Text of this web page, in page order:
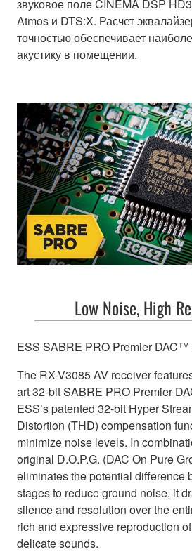
звуковое поле CINEMA DSP
Atmos и DTS:X. Расчет
точностью обеспечивает
акустику в помещении.
Low Noise, High
ESS SABRE PRO Premier
The RX-V3085 AV receiver
art 32-bit SABRE PRO Premier
ESS’s patented 32-bit Hyper
Distortion (THD) compensation
minimize noise levels. In
original D.O.P.G. (DAC On Pure
eliminates the potential difference
stages to reduce ground noise, it
silence and resolution over the
rich and expressive reproduction
delicate sounds.